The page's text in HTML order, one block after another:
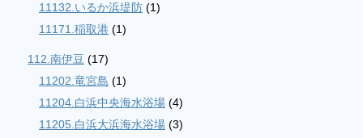
11132.いるか浜堤防 (1)
11171.稲取港 (1)
112.南伊豆 (17)
11202.竜宮島 (1)
11204.白浜中央海水浴場 (4)
11205.白浜大浜海水浴場 (3)